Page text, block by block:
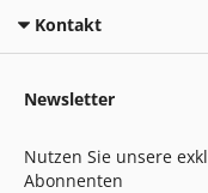
Kontakt
Newsletter
Nutzen Sie unsere
Abonnenten